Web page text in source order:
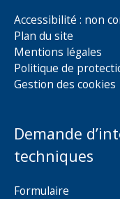
Accessibilité : non
Plan du site
Mentions légales
Politique de
Gestion des cookies
Demande
techniques
Formulaire